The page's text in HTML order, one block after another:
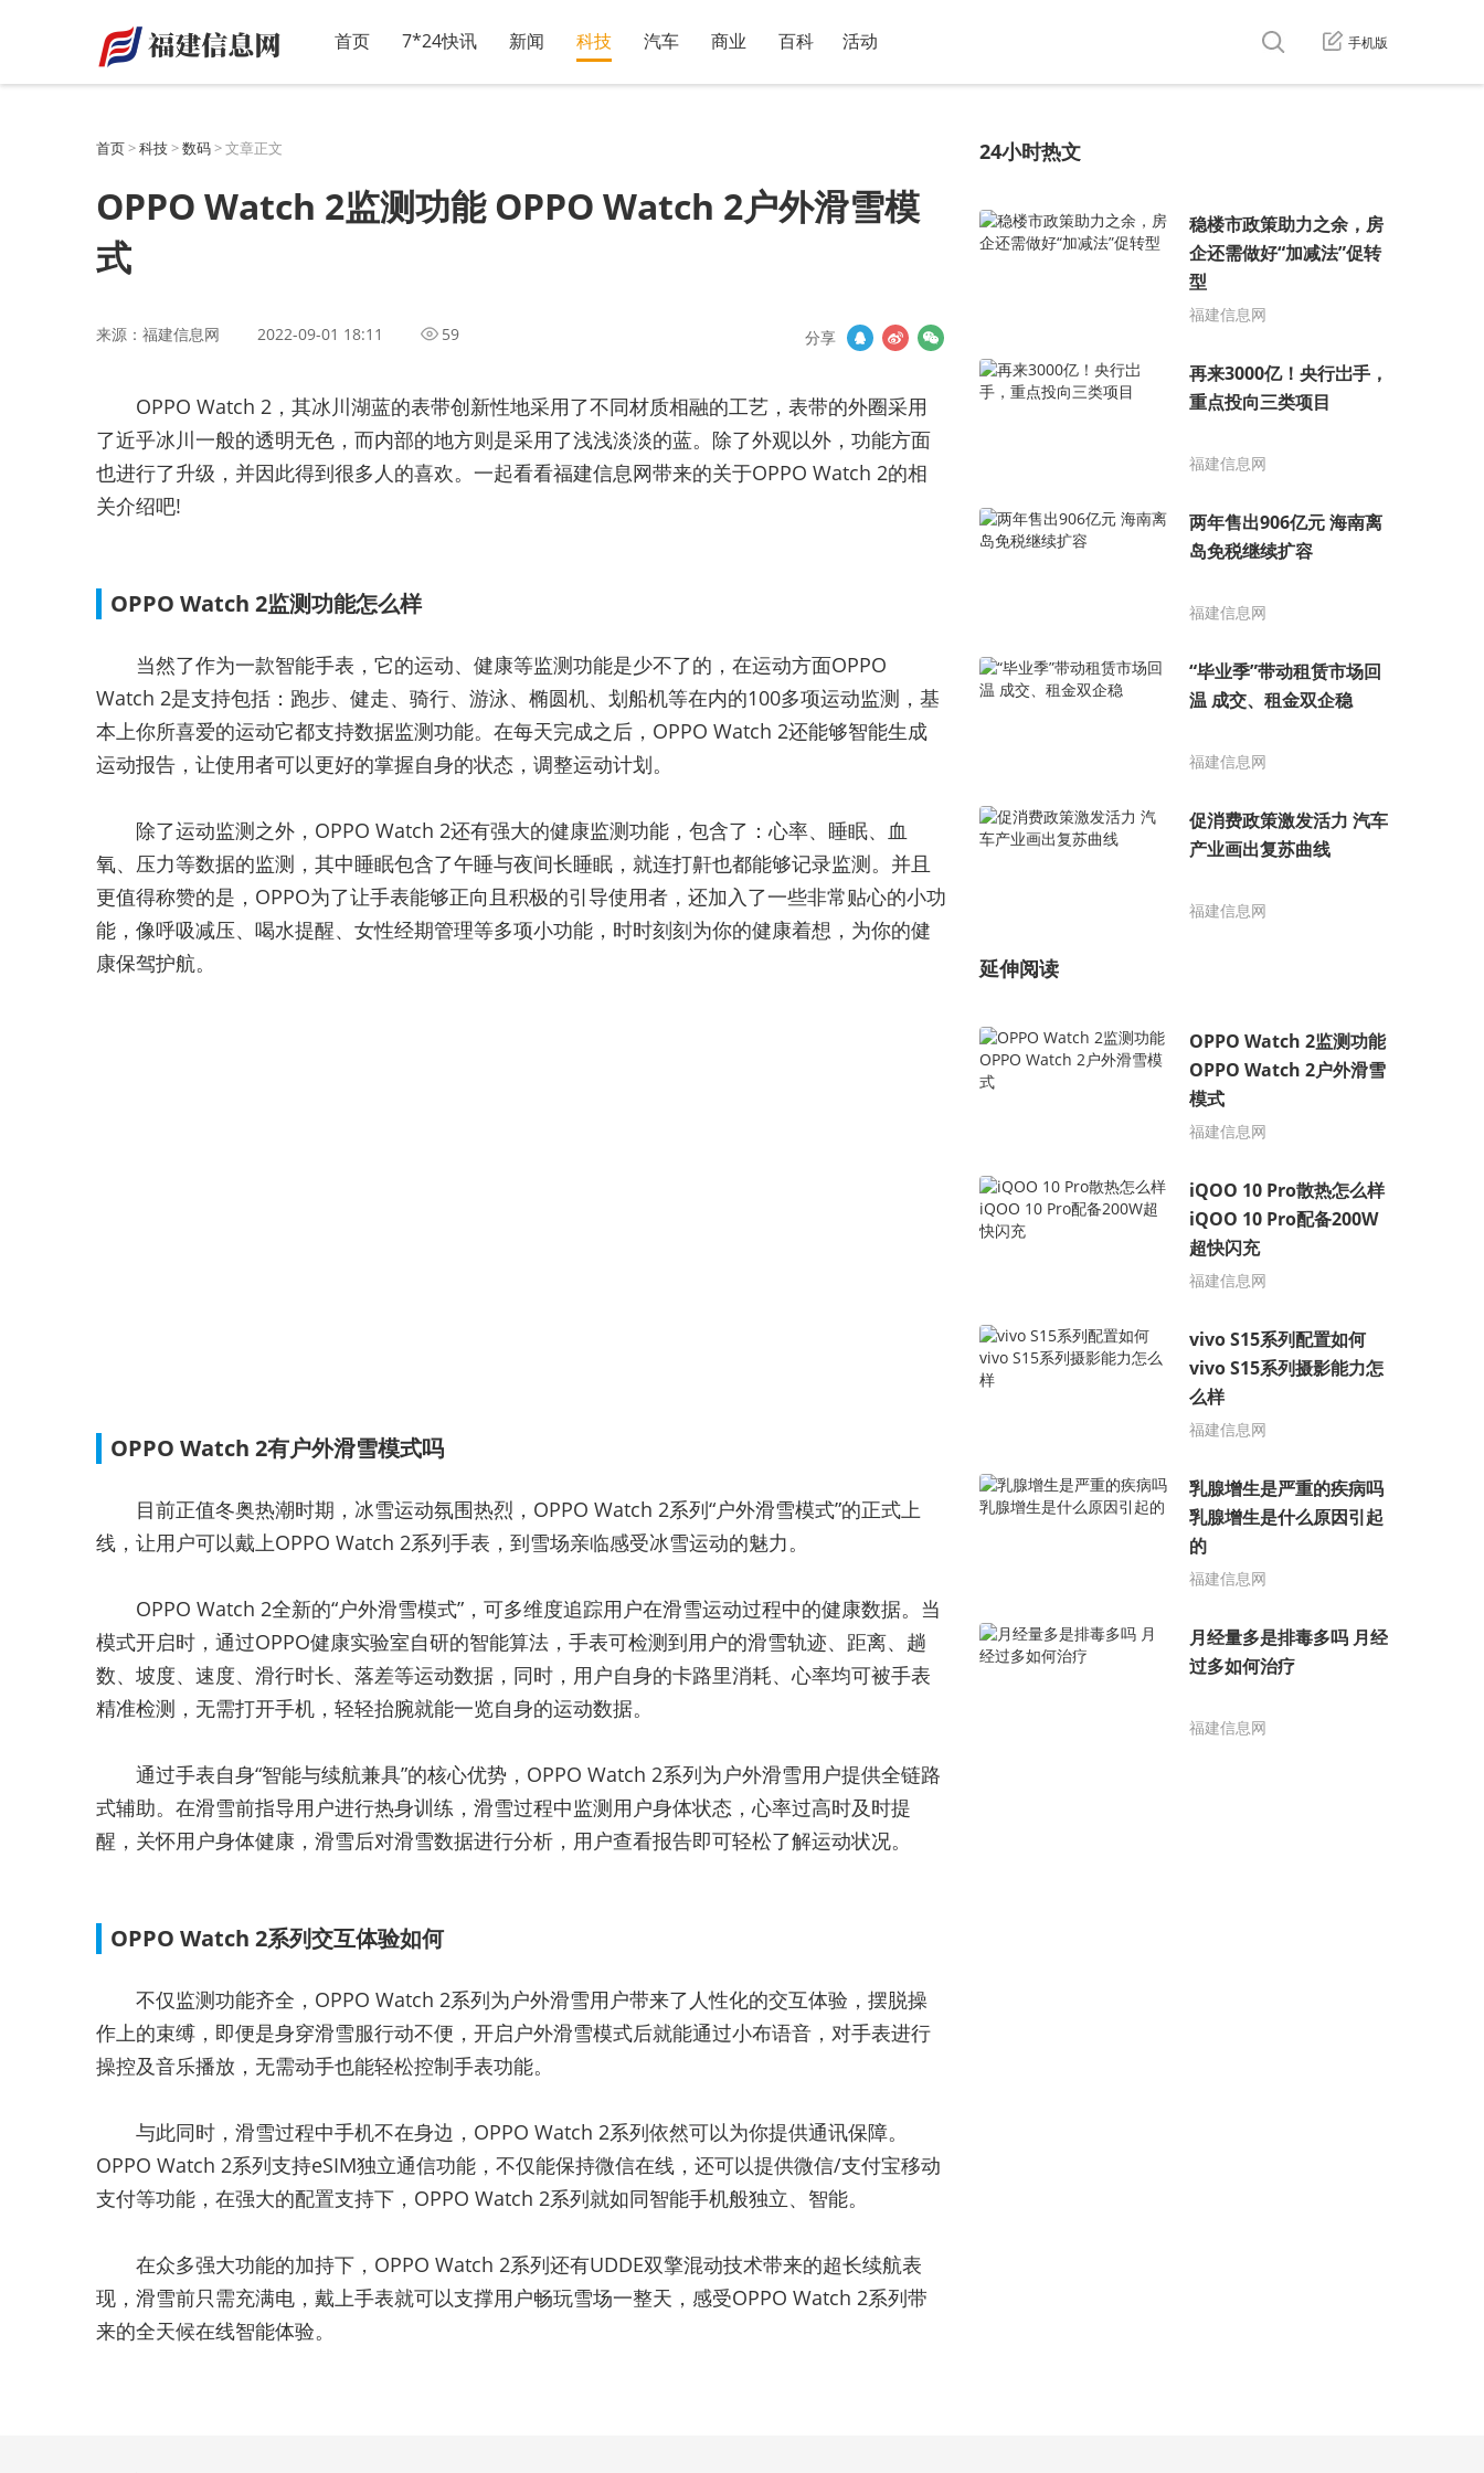
首页 7*24快讯 新闻 科技 汽车 商业 百科 活动 手机版
首页>科技>数码> 文章正文
OPPO Watch 2监测功能 OPPO Watch 2户外滑雪模
式
来源：福建信息网 2022-09-01 18:11 59 分享
OPPO Watch 2，其冰川湖蓝的表带创新性地采用了不同材质相融的工艺，表带的外圈采用
了近乎冰川一般的透明无色，而内部的地方则是采用了浅浅淡淡的蓝。除了外观以外，功能方面
也进行了升级，并因此得到很多人的喜欢。一起看看福建信息网带来的关于OPPO Watch 2的相
关介绍吧!
OPPO Watch 2监测功能怎么样
当然了作为一款智能手表，它的运动、健康等监测功能是少不了的，在运动方面OPPO
Watch 2是支持包括：跑步、健走、骑行、游泳、椭圆机、划船机等在内的100多项运动监测，基
本上你所喜爱的运动它都支持数据监测功能。在每天完成之后，OPPO Watch 2还能够智能生成
运动报告，让使用者可以更好的掌握自身的状态，调整运动计划。
除了运动监测之外，OPPO Watch 2还有强大的健康监测功能，包含了：心率、睡眠、血
氧、压力等数据的监测，其中睡眠包含了午睡与夜间长睡眠，就连打鼾也都能够记录监测。并且
更值得称赞的是，OPPO为了让手表能够正向且积极的引导使用者，还加入了一些非常贴心的小功
能，像呼吸减压、喝水提醒、女性经期管理等多项小功能，时时刻刻为你的健康着想，为你的健
康保驾护航。
OPPO Watch 2有户外滑雪模式吗
目前正值冬奥热潮时期，冰雪运动氛围热烈，OPPO Watch 2系列“户外滑雪模式”的正式上
线，让用户可以戴上OPPO Watch 2系列手表，到雪场亲临感受冰雪运动的魅力。
OPPO Watch 2全新的“户外滑雪模式”，可多维度追踪用户在滑雪运动过程中的健康数据。当
模式开启时，通过OPPO健康实验室自研的智能算法，手表可检测到用户的滑雪轨迹、距离、趟
数、坡度、速度、滑行时长、落差等运动数据，同时，用户自身的卡路里消耗、心率均可被手表
精准检测，无需打开手机，轻轻抬腕就能一览自身的运动数据。
通过手表自身“智能与续航兼具”的核心优势，OPPO Watch 2系列为户外滑雪用户提供全链路
式辅助。在滑雪前指导用户进行热身训练，滑雪过程中监测用户身体状态，心率过高时及时提
醒，关怀用户身体健康，滑雪后对滑雪数据进行分析，用户查看报告即可轻松了解运动状况。
OPPO Watch 2系列交互体验如何
不仅监测功能齐全，OPPO Watch 2系列为户外滑雪用户带来了人性化的交互体验，摆脱操
作上的束缚，即便是身穿滑雪服行动不便，开启户外滑雪模式后就能通过小布语音，对手表进行
操控及音乐播放，无需动手也能轻松控制手表功能。
与此同时，滑雪过程中手机不在身边，OPPO Watch 2系列依然可以为你提供通讯保障。
OPPO Watch 2系列支持eSIM独立通信功能，不仅能保持微信在线，还可以提供微信/支付宝移动
支付等功能，在强大的配置支持下，OPPO Watch 2系列就如同智能手机般独立、智能。
在众多强大功能的加持下，OPPO Watch 2系列还有UDDE双擎混动技术带来的超长续航表
现，滑雪前只需充满电，戴上手表就可以支撑用户畅玩雪场一整天，感受OPPO Watch 2系列带
来的全天候在线智能体验。
24小时热文
稳楼市政策助力之余，房
企还需做好“加减法”促转
型
福建信息网
再来3000亿！央行岀手，
重点投向三类项目
福建信息网
两年售出906亿元 海南离
岛免税继续扩容
福建信息网
“毕业季”带动租赁市场回
温 成交、租金双企稳
福建信息网
促消费政策激发活力 汽车
产业画出复苏曲线
福建信息网
延伸阅读
OPPO Watch 2监测功能
OPPO Watch 2户外滑雪
模式
福建信息网
iQOO 10 Pro散热怎么样
iQOO 10 Pro配备200W
超快闪充
福建信息网
vivo S15系列配置如何
vivo S15系列摄影能力怎
么样
福建信息网
乳腺增生是严重的疾病吗
乳腺增生是什么原因引起
的
福建信息网
月经量多是排毒多吗 月经
过多如何治疗
福建信息网